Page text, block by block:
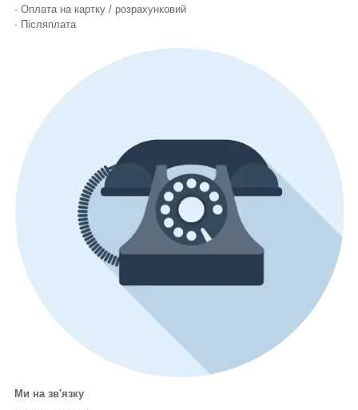
· Оплата на картку / розрахунковий
· Післяплата
Ми на зв'язку